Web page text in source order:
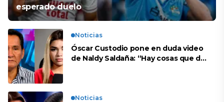
esperado duelo
Noticias
Óscar Custodio pone en duda video
de Naldy Saldaña: “Hay cosas que de
Noticias